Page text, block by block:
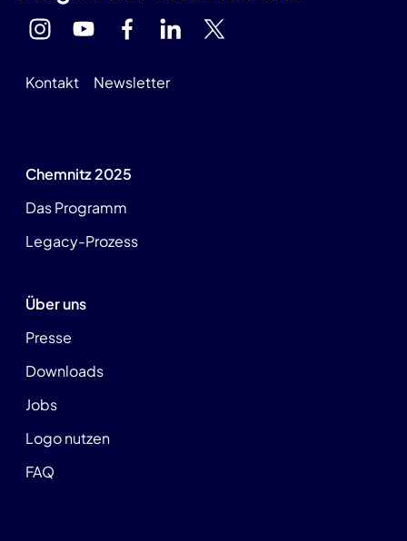
Kontakt Newsletter
Chemnitz 2025
Das Programm
Legacy-Prozess
Über uns
Presse
Downloads
Jobs
Logo nutzen
FAQ